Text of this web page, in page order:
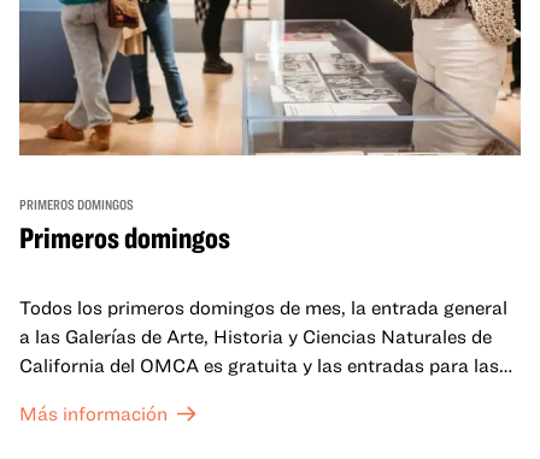
PRIMEROS DOMINGOS
Primeros domingos
Todos los primeros domingos de mes, la entrada general
a las Galerías de Arte, Historia y Ciencias Naturales de
California del OMCA es gratuita y las entradas para las
a un precio reducido de 6 $.
Más información